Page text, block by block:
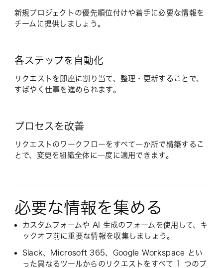
新規プロジェクトの優先順位付けや着手に必要な情報を
チームに提供しましょう。
各ステップを自動化
リクエストを即座に割り当て、整理・更新することで、
すばやく仕事を進められます。
プロセスを改善
リクエストのワークフローをすべて一か所で構築するこ
とで、変更を組織全体に一度に適用できます。
必要な情報を集める
カスタムフォームや AI 生成のフォームを使用して、キ
ックオフ前に重要な情報を収集しましょう。
Slack、Microsoft 365、Google Workspace とい
った異なるツールからのリクエストをすべて 1 つのプ